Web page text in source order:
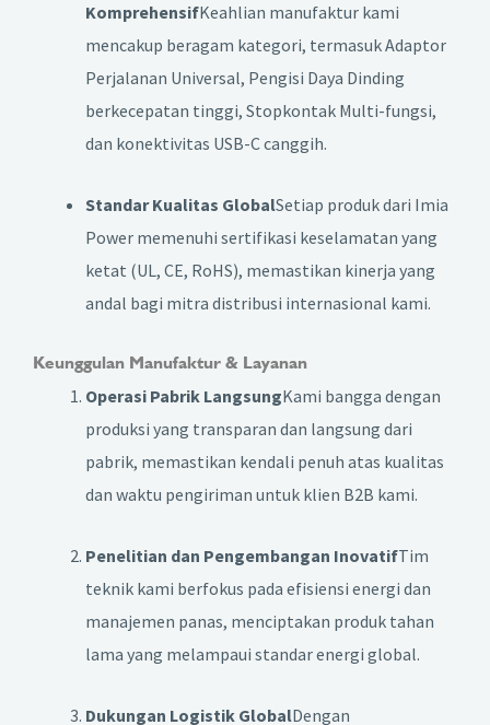
KomprehensifKeahlian manufaktur kami
mencakup beragam kategori, termasuk Adaptor
Perjalanan Universal, Pengisi Daya Dinding
berkecepatan tinggi, Stopkontak Multi-fungsi,
dan konektivitas USB-C canggih.
Standar Kualitas GlobalSetiap produk dari Imia
Power memenuhi sertifikasi keselamatan yang
ketat (UL, CE, RoHS), memastikan kinerja yang
andal bagi mitra distribusi internasional kami.
Keunggulan Manufaktur & Layanan
Operasi Pabrik LangsungKami bangga dengan
produksi yang transparan dan langsung dari
pabrik, memastikan kendali penuh atas kualitas
dan waktu pengiriman untuk klien B2B kami.
Penelitian dan Pengembangan InovatifTim
teknik kami berfokus pada efisiensi energi dan
manajemen panas, menciptakan produk tahan
lama yang melampaui standar energi global.
Dukungan Logistik GlobalDengan